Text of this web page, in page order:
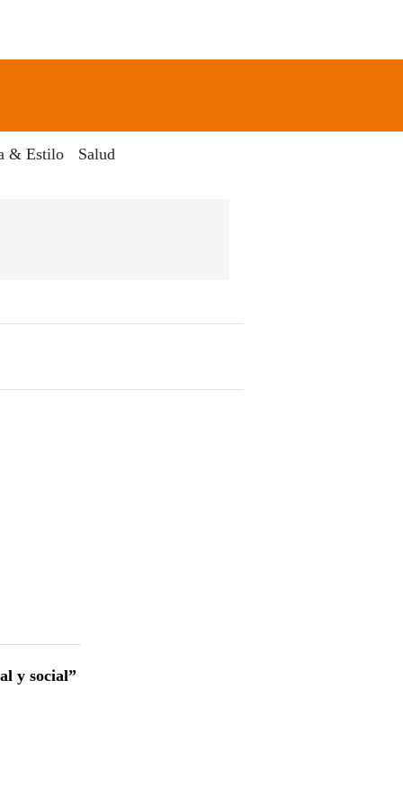
Search
& Estilo Salud
Digital
y social”